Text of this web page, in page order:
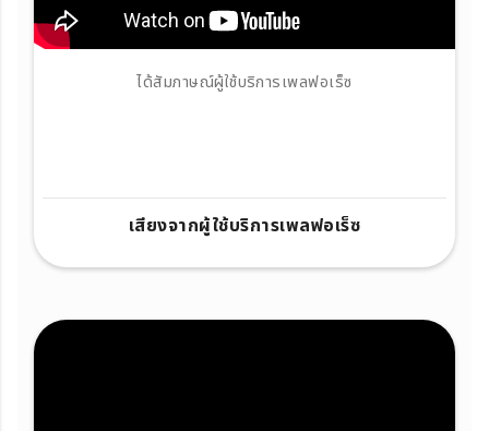
ได้สัมภาษณ์ผู้ใช้บริการเพลฟอเร็ซ
เสียงจากผู้ใช้บริการเพลฟอเร็ซ